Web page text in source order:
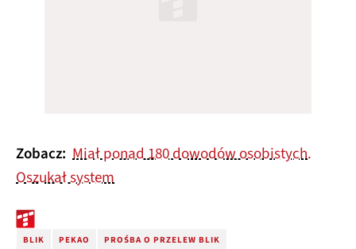
Zobacz: Miał ponad 180 dowodów osobistych.
Oszukał system
BLIK PEKAO PROŚBA O PRZELEW BLIK